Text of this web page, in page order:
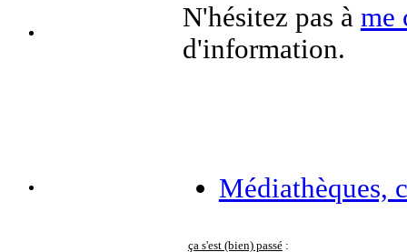
N'hésitez pas à me
d'information.
Médiathèques,
ça s'est (bien) passé: